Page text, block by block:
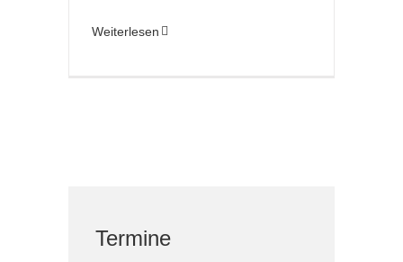
Weiterlesen
Termine